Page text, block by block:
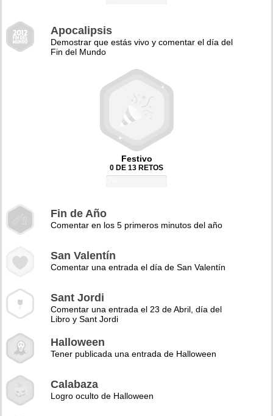
Apocalipsis
Demostrar que estás vivo y comentar el día del
Fin del Mundo
Festivo
0 DE 13 RETOS
Fin de Año
Comentar en los 5 primeros minutos del año
San Valentín
Comentar una entrada el día de San Valentín
Sant Jordi
Comentar una entrada el 23 de Abril, día del
Libro y Sant Jordi
Halloween
Tener publicada una entrada de Halloween
Calabaza
Logro oculto de Halloween